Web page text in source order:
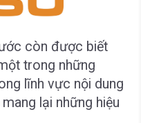
còn được biết
trong những
lĩnh vực nội dung
lại những hiệu